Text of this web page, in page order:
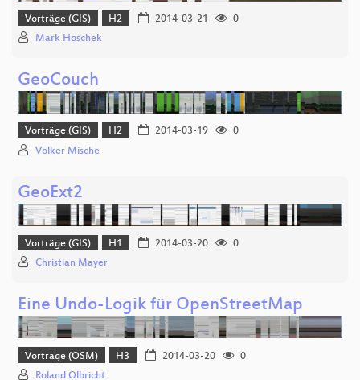
Vorträge (GIS) H2 2014-03-21
0
Mark Hoschek
GeoCouch
Vorträge (GIS) H2 2014-03-19
0
Volker Mische
GeoExt2
Vorträge (GIS) H1 2014-03-20
0
Christian Mayer
Eine Undo-Logik für OpenStreetMap
Vorträge (OSM) H3 2014-03-20
0
Roland Olbricht